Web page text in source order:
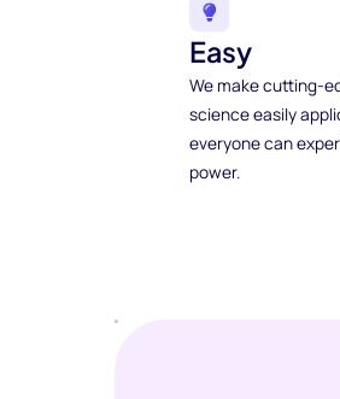
Easy
We make cutting-
science easily
everyone can
power.